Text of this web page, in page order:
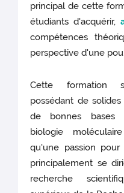
principal de cette
étudiants d'acquérir,
compétences
perspective d'une
Cette formation
possédant de
de bonnes bases
biologie
qu'une passion
principalement se
recherche